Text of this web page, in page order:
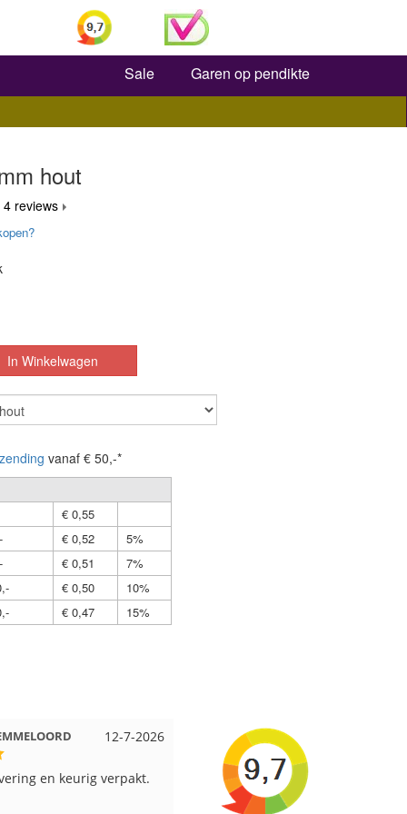
Zoeken
Sale Garen op pendikte
hout
reviews
vanaf € 50,-*
€ 0,55
€ 0,52
5%
€ 0,51
7%
€ 0,50
10%
€ 0,47 15%
12-7-2026
en keurig verpakt.
Nell uit Beuningen
Goed verpakt en snelgeleverd